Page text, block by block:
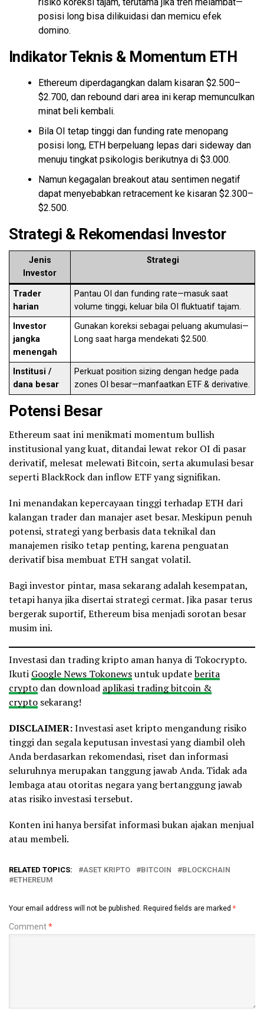
risiko koreksi tajam, terutama jika tren melambat—
posisi long bisa dilikuidasi dan memicu efek
domino.
Indikator Teknis & Momentum ETH
Ethereum diperdagangkan dalam kisaran $2.500–
$2.700, dan rebound dari area ini kerap memunculkan
minat beli kembali.
Bila OI tetap tinggi dan funding rate menopang
posisi long, ETH berpeluang lepas dari sideway dan
menuju tingkat psikologis berikutnya di $3.000.
Namun kegagalan breakout atau sentimen negatif
dapat menyebabkan retracement ke kisaran $2.300–
$2.500.
Strategi & Rekomendasi Investor
Jenis
Investor
Strategi
Trader
harian
Pantau OI dan funding rate—masuk saat
volume tinggi, keluar bila OI fluktuatif tajam.
Investor
jangka
menengah
Gunakan koreksi sebagai peluang akumulasi—
Long saat harga mendekati $2.500.
Institusi /
dana besar
Perkuat position sizing dengan hedge pada
zones OI besar—manfaatkan ETF & derivative.
Potensi Besar
Ethereum saat ini menikmati momentum bullish
institusional yang kuat, ditandai lewat rekor OI di pasar
derivatif, melesat melewati Bitcoin, serta akumulasi besar
seperti BlackRock dan inflow ETF yang signifikan.
Ini menandakan kepercayaan tinggi terhadap ETH dari
kalangan trader dan manajer aset besar. Meskipun penuh
potensi, strategi yang berbasis data teknikal dan
manajemen risiko tetap penting, karena penguatan
derivatif bisa membuat ETH sangat volatil.
Bagi investor pintar, masa sekarang adalah kesempatan,
tetapi hanya jika disertai strategi cermat. Jika pasar terus
bergerak suportif, Ethereum bisa menjadi sorotan besar
musim ini.
Investasi dan trading kripto aman hanya di Tokocrypto.
Ikuti Google News Tokonewsuntuk updateberita
crypto dan download aplikasi trading bitcoin &
crypto sekarang!
DISCLAIMER:Investasi aset kripto mengandung risiko
tinggi dan segala keputusan investasi yang diambil oleh
Anda berdasarkan rekomendasi, riset dan informasi
seluruhnya merupakan tanggung jawab Anda. Tidak ada
lembaga atau otoritas negara yang bertanggung jawab
atas risiko investasi tersebut.
Konten ini hanya bersifat informasi bukan ajakan menjual
atau membeli.
RELATED TOPICS: ASET KRIPTO BITCOIN
BLOCKCHAIN
ETHEREUM
Your email address will not be published. Required fields are marked *
Comment*